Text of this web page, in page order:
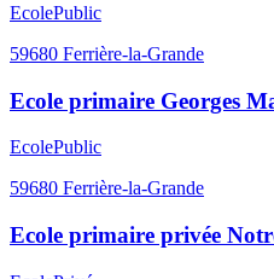
EcolePublic
59680 Ferrière-la-Grande
Ecole primaire Georges
EcolePublic
59680 Ferrière-la-Grande
Ecole primaire privée